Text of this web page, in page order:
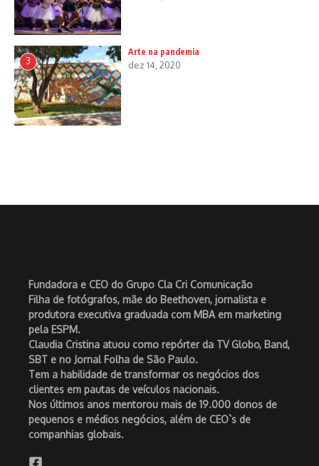
3
Arte na pandemia
dez 14, 2020
Fundadora e CEO do Grupo Cla Cri Comunicação
Filha de fotógrafos, mãe do Beethoven, jornalista e
produtora executiva graduada com MBA em marketing
pela ESPM.
Claudia Cristina atuou como repórter da TV Globo, Band,
SBT e no Jornal Folha de São Paulo.
Tem a habilidade de transformar os negócios dos
clientes em pautas de veículos nacionais.
Nos últimos anos mentorou mais de 19.000 donos de
pequenos e médios negócios, além de CEO`s de
companhias globais.